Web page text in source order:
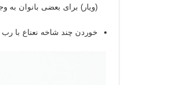
(ویار) برای بعضی بانوان به
خوردن چند شاخه نعناع با